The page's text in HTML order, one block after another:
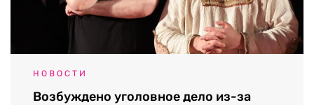
НОВОСТИ
Возбуждено уголовное дело из-за